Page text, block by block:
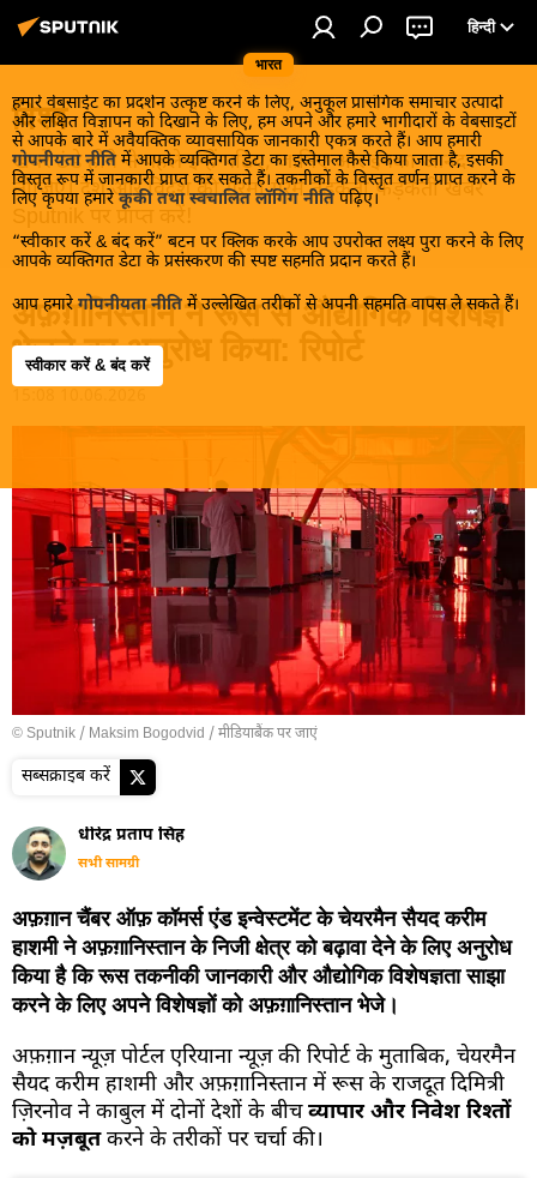
भारत
हिन्दी
हमारे वेबसाईट का प्रदर्शन उत्कृष्ट करने के लिए, अनुकूल प्रासंगिक समाचार उत्पादों
और लक्षित विज्ञापन को दिखाने के लिए, हम अपने और हमारे भागीदारों के वेबसाइटों
से आपके बारे में अवैयक्तिक व्यावसायिक जानकारी एकत्र करते हैं। आप हमारी
गोपनीयता नीति में आपके व्यक्तिगत डेटा का इस्तेमाल कैसे किया जाता है, इसकी
विस्तृत रूप में जानकारी प्राप्त कर सकते हैं। तकनीकों के विस्तृत वर्णन प्राप्त करने के
लिए कृपया हमारे कूकी तथा स्वचालित लॉगिंग नीति पढ़िए।
“स्वीकार करें & बंद करें” बटन पर क्लिक करके आप उपरोक्त लक्ष्य पुरा करने के लिए
आपके व्यक्तिगत डेटा के प्रसंस्करण की स्पष्ट सहमति प्रदान करते हैं।
आप हमारे गोपनीयता नीति में उल्लेखित तरीकों से अपनी सहमति वापस ले सकते हैं।
स्वीकार करें & बंद करें
विश्व
खबरें ठंडे होने से पहले इन्हें पढ़िए, जानिए और इनका आनंद
लीजिए। देश और विदेश की गरमा गरम तड़कती फड़कती खबरें
Sputnik पर प्राप्त करें!
अफ़ग़ानिस्तान ने रूस से औद्योगिक विशेषज्ञ
भेजने का अनुरोध किया: रिपोर्ट
© Sputnik / Maksim Bogodvid /मीडियाबैंक पर जाएं
सब्सक्राइब करें
धीरेंद्र प्रताप सिंह
सभी सामग्री
अफ़ग़ान चैंबर ऑफ़ कॉमर्स एंड इन्वेस्टमेंट के चेयरमैन सैयद करीम
हाशमी ने अफ़ग़ानिस्तान के निजी क्षेत्र को बढ़ावा देने के लिए अनुरोध
किया है कि रूस तकनीकी जानकारी और औद्योगिक विशेषज्ञता साझा
करने के लिए अपने विशेषज्ञों को अफ़ग़ानिस्तान भेजे।
अफ़ग़ान न्यूज़ पोर्टल एरियाना न्यूज़ की रिपोर्ट के मुताबिक, चेयरमैन
सैयद करीम हाशमी और अफ़ग़ानिस्तान में रूस के राजदूत दिमित्री
ज़िरनोव ने काबुल में दोनों देशों के बीचव्यापार और निवेश रिश्तों
को मज़बूतकरने के तरीकों पर चर्चा की।